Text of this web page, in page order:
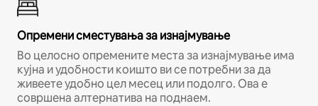
Опремени сместувања за изнајмување
Во целосно опремените места за изнајмување има
кујна и удобности коишто ви се потребни за да
живеете удобно цел месец или подолго. Ова е
совршена алтернатива на поднаем.